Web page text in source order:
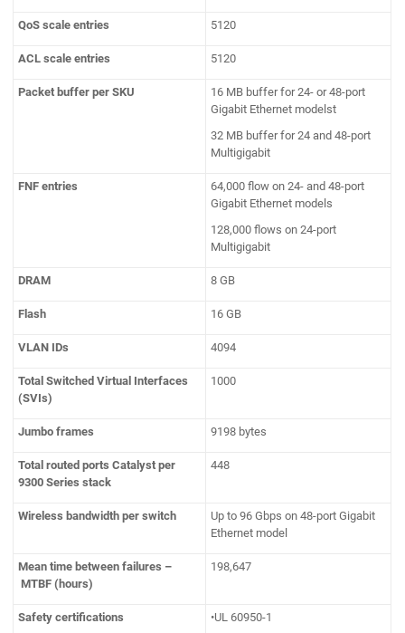
QoS scale entries 5120
ACL scale entries 5120
Packet buffer per SKU
16 MB buffer for 24- or 48-port
Gigabit Ethernet modelst
32 MB buffer for 24 and 48-port
Multigigabit
FNF entries
64,000 flow on 24- and 48-port
Gigabit Ethernet models
128,000 flows on 24-port
Multigigabit
DRAM 8 GB
Flash 16 GB
VLAN IDs 4094
Total Switched Virtual Interfaces
(SVIs)
1000
Jumbo frames 9198 bytes
Total routed ports Catalyst per
9300 Series stack
448
Wireless bandwidth per switch
Up to 96 Gbps on 48-port Gigabit
Ethernet model
Mean time between failures –
MTBF (hours)
198,647
Safety certifications •UL 60950-1